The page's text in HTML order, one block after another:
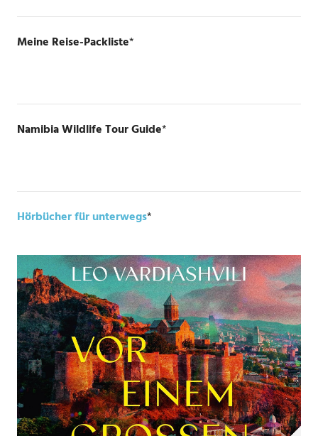
Meine Reise-Packliste*
Namibia Wildlife Tour Guide*
Hörbücher für unterwegs*